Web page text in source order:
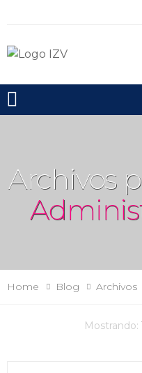
Toggle
Archivos
Home Blog Archivos
Mostrando: